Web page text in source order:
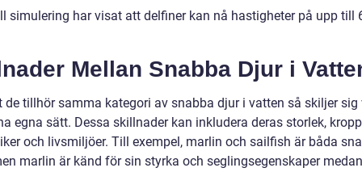
simulering har visat att delfiner kan nå hastigheter på upp till
Mellan Snabba Djur i
de tillhör samma kategori av snabba djur i vatten så skiljer sig
egna sätt. Dessa skillnader kan inkludera deras storlek,
och livsmiljöer. Till exempel, marlin och sailfish är båda
marlin är känd för sin styrka och seglingsegenskaper